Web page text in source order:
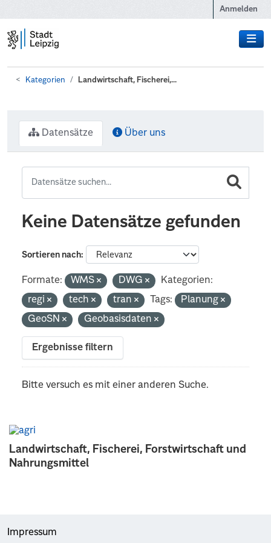
Anmelden
Kategorien Landwirtschaft, Fischerei,...
Landwirtschaft, Fischerei, Forstwirtschaft und
Nahrungsmittel
Datensätze Über uns
Keine Datensätze gefunden
Sortieren nach
Formate: WMS DWG
Kategorien:
regi
tech tran Tags:
Planung
GeoSN
Geobasisdaten
Ergebnisse filtern
Bitte versuch es mit einer anderen Suche.
Impressum